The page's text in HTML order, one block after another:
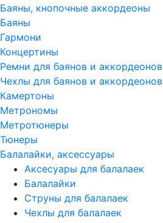
Баяны, кнопочные аккордеоны
Баяны
Гармони
Концертины
Ремни для баянов и аккордеонов
Чехлы для баянов и аккордеонов
Камертоны
Метрономы
Метротюнеры
Тюнеры
Балалайки, аксессуары
Аксесуары для балалаек
Балалайки
Струны для балалаек
Чехлы для балалаек